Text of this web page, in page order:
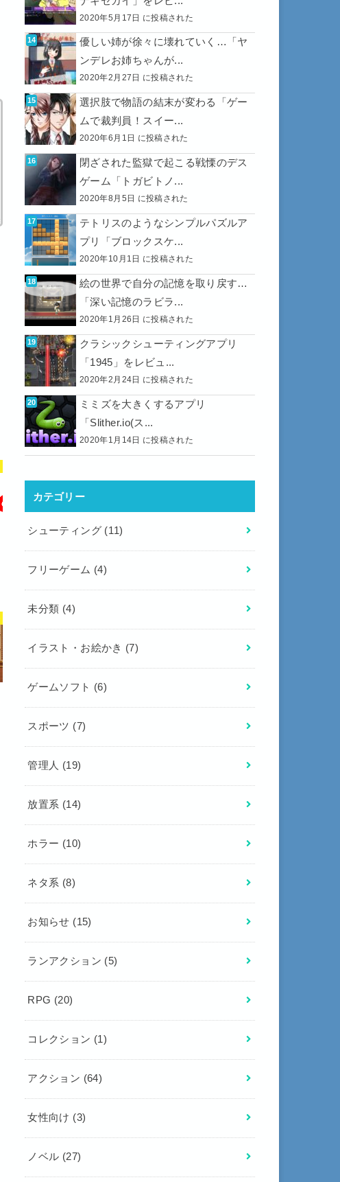
2020年5月17日 に投稿された
優しい姉が徐々に壊れていく…「ヤ
ンデレお姉ちゃんが...
2020年2月27日 に投稿された
選択肢で物語の結末が変わる「ゲー
ムで裁判員！スイー...
2020年6月1日 に投稿された
閉ざされた監獄で起こる戦慄のデス
ゲーム「トガビトノ...
2020年8月5日 に投稿された
テトリスのようなシンプルパズルア
プリ「ブロックスケ...
2020年10月1日 に投稿された
絵の世界で自分の記憶を取り戻す…
「深い記憶のラビラ...
2020年1月26日 に投稿された
クラシックシューティングアプリ
「1945」をレビュ...
2020年2月24日 に投稿された
ミミズを大きくするアプリ
「Slither.io(ス...
2020年1月14日 に投稿された
カテゴリー
シューティング (11)
フリーゲーム (4)
未分類 (4)
イラスト・お絵かき (7)
ゲームソフト (6)
スポーツ (7)
管理人 (19)
放置系 (14)
ホラー (10)
ネタ系 (8)
お知らせ (15)
ランアクション (5)
RPG (20)
コレクション (1)
アクション (64)
女性向け (3)
ノベル (27)